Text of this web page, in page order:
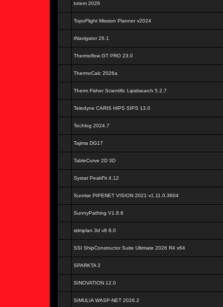
totem 2026
TopoFlight Mission Planner v2024
tNavigator 26.1
Thermoflow GT PRO 23.0
ThermoCalc 2026a
Therm Fisher Scientific Lipidsearch 5.2.7
Teledyne CARIS HIPS SIPS 13.0
Techlog 2024.7
Tajima DG17
TableCurve 2D 3D
Systat PeakFit 4.12
Sunrise PIPENET VISION 2021 v1.11.0.3604
SunnyPathing V1.8.6
stimplan 3d v8 8.0
SSI ShipConstructor Suite Ultimate 2026 R4 x64
SPARKTA 2
SINOVATION 12.0
SIMULIA WASP-NET 2026.2